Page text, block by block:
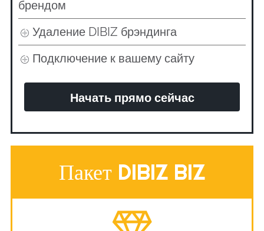
брендом
Удаление DIBIZ брэндинга
Подключение к вашему сайту
Начать прямо сейчас
Пакет DIBIZ BIZ